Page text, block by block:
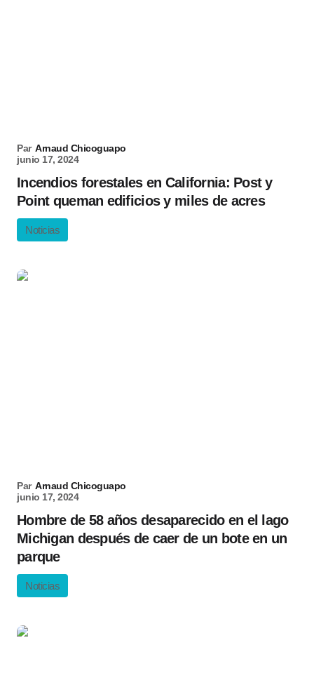
Par Arnaud Chicoguapo
junio 17, 2024
Incendios forestales en California: Post y
Point queman edificios y miles de acres
Noticias
Par Arnaud Chicoguapo
junio 17, 2024
Hombre de 58 años desaparecido en el lago
Michigan después de caer de un bote en un
parque
Noticias